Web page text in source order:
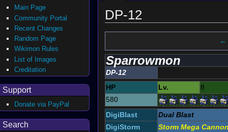
DP-12
←
Sparrowmon
DP-12
HP
Lv.
8
580
DigiBlast
Dual Blast
DigiStorm
Storm Mega
Main Page
Community Portal
Recent Changes
Random Page
Wikimon Rules
List of Images
Creditation
Support
Donate via PayPal
Search